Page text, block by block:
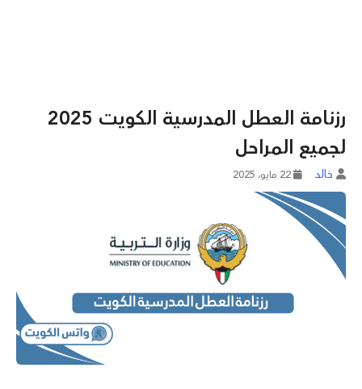
رزنامة العطل المدرسية الكويت 2025
لجميع المراحل
خالد